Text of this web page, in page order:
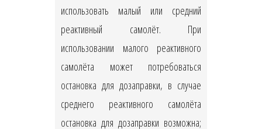
использовать малый или средний
реактивный самолёт. При
использовании малого реактивного
самолёта может потребоваться
остановка для дозаправки, в случае
среднего реактивного самолёта
остановка для дозаправки возможна;